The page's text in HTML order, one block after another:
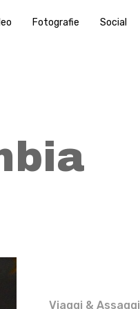
Fotografie Social
Viaggi & Assaggi